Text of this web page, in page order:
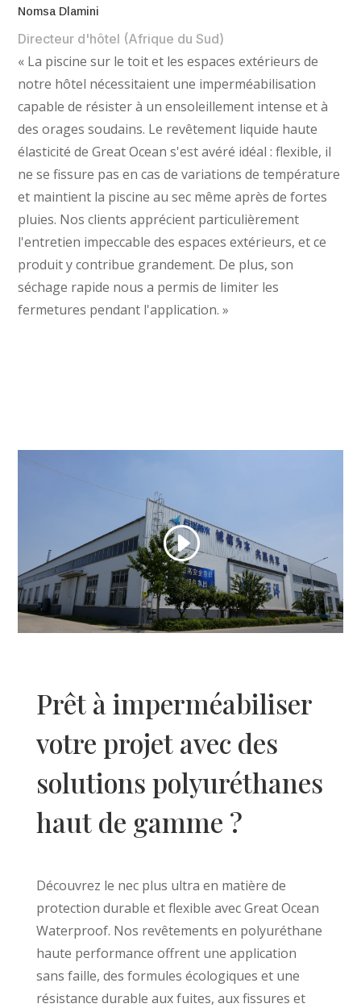
Nomsa Dlamini
Directeur d'hôtel (Afrique du Sud)
« La piscine sur le toit et les espaces extérieurs de
notre hôtel nécessitaient une imperméabilisation
capable de résister à un ensoleillement intense et à
des orages soudains. Le revêtement liquide haute
élasticité de Great Ocean s'est avéré idéal : flexible, il
ne se fissure pas en cas de variations de température
et maintient la piscine au sec même après de fortes
pluies. Nos clients apprécient particulièrement
l'entretien impeccable des espaces extérieurs, et ce
produit y contribue grandement. De plus, son
séchage rapide nous a permis de limiter les
fermetures pendant l'application. »
Prêt à imperméabiliser
votre projet avec des
solutions polyuréthanes
haut de gamme ?
Découvrez le nec plus ultra en matière de
protection durable et flexible avec Great Ocean
Waterproof. Nos revêtements en polyuréthane
haute performance offrent une application
sans faille, des formules écologiques et une
résistance durable aux fuites, aux fissures et
Galician
Swedish
Chinese
Spanish (Argentina)
Hebrew
Bengali
Vietnamese
Croatian
Urdu
Swahili
Amharic
Afrikaans
Greek
Spanish (Colombia)
Spanish (Peru)
Spanish (Chile)
Spanish (Ecuador)
Romanian
Portuguese (Angola)
Tagalog